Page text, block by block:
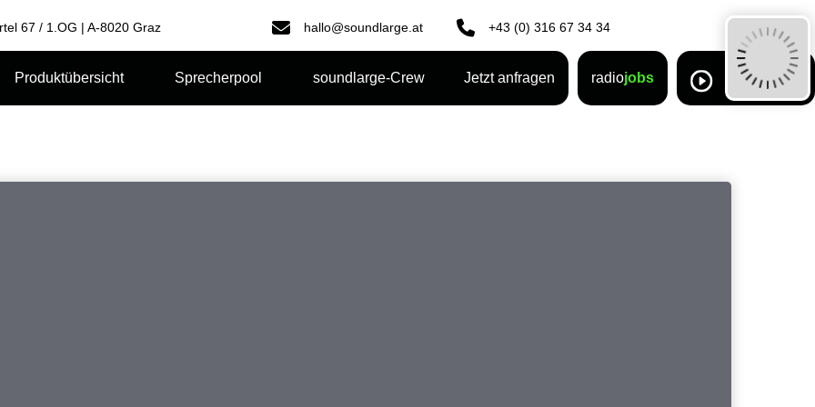
67 / 1.OG | A-8020 Graz hallo@soundlarge.at +43 (0) 316 67 34 34
Produktübersicht Sprecherpool soundlarge-Crew Jetzt anfragen radiojobs